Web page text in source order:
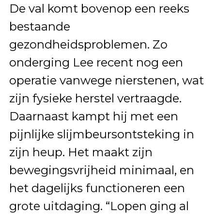
De val komt bovenop een reeks
bestaande
gezondheidsproblemen. Zo
onderging Lee recent nog een
operatie vanwege nierstenen, wat
zijn fysieke herstel vertraagde.
Daarnaast kampt hij met een
pijnlijke slijmbeursontsteking in
zijn heup. Het maakt zijn
bewegingsvrijheid minimaal, en
het dagelijks functioneren een
grote uitdaging. “Lopen ging al